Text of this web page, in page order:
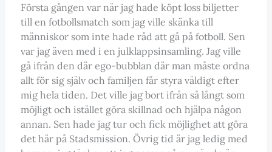
Första gången var när jag hade köpt loss biljetter
till en fotbollsmatch som jag ville skänka till
människor som inte hade råd att gå på fotboll. Sen
var jag även med i en julklappsinsamling. Jag ville
gå ifrån den där ego-bubblan där man måste ordna
allt för sig själv och familjen får styra väldigt efter
mig hela tiden. Det ville jag bort ifrån så långt som
möjligt och istället göra skillnad och hjälpa någon
annan. Sen hade jag tur och fick möjlighet att göra
det här på Stadsmission. Övrig tid är jag ledig med